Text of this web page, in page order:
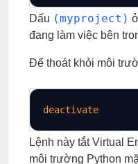
Dấu (myproject)
đang làm việc bên
Để thoát khỏi môi
deactivate
Lệnh này tắt Virtual
môi trường Python